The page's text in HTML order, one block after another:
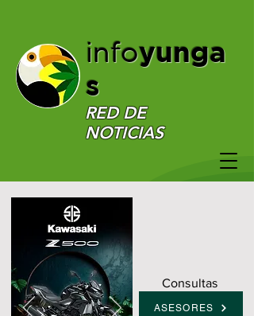
infoyunga
s
RED DE
NOTICIAS
Consultas
ASESORES